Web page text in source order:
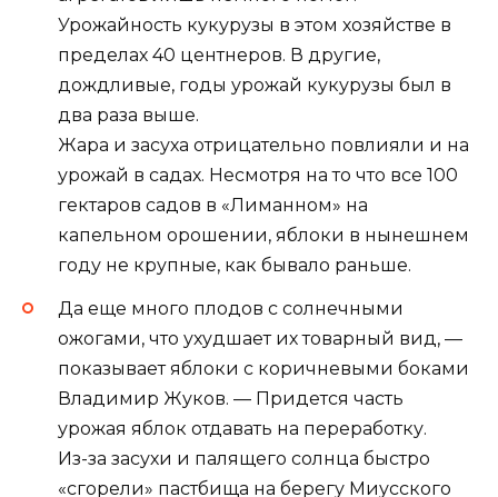
Урожайность кукурузы в этом хозяйстве в
пределах 40 центнеров. В другие,
дождливые, годы урожай кукурузы был в
два раза выше.
Жара и засуха отрицательно повлияли и на
урожай в садах. Несмотря на то что все 100
гектаров садов в «Лиманном» на
капельном орошении, яблоки в нынешнем
году не крупные, как бывало раньше.
Да еще много плодов с солнечными
ожогами, что ухудшает их товарный вид, —
показывает яблоки с коричневыми боками
Владимир Жуков. — Придется часть
урожая яблок отдавать на переработку.
Из-за засухи и палящего солнца быстро
«сгорели» пастбища на берегу Миусского